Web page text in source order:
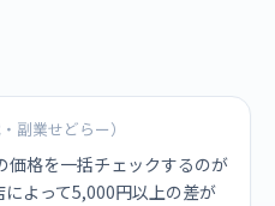
副業せどらー）
価格を一括チェックするのが
よって5,000円以上の差が